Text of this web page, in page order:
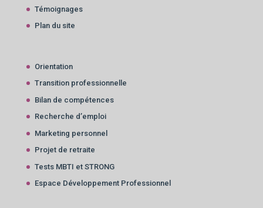
Témoignages
Plan du site
Orientation
Transition professionnelle
Bilan de compétences
Recherche d’emploi
Marketing personnel
Projet de retraite
Tests MBTI et STRONG
Espace Développement Professionnel